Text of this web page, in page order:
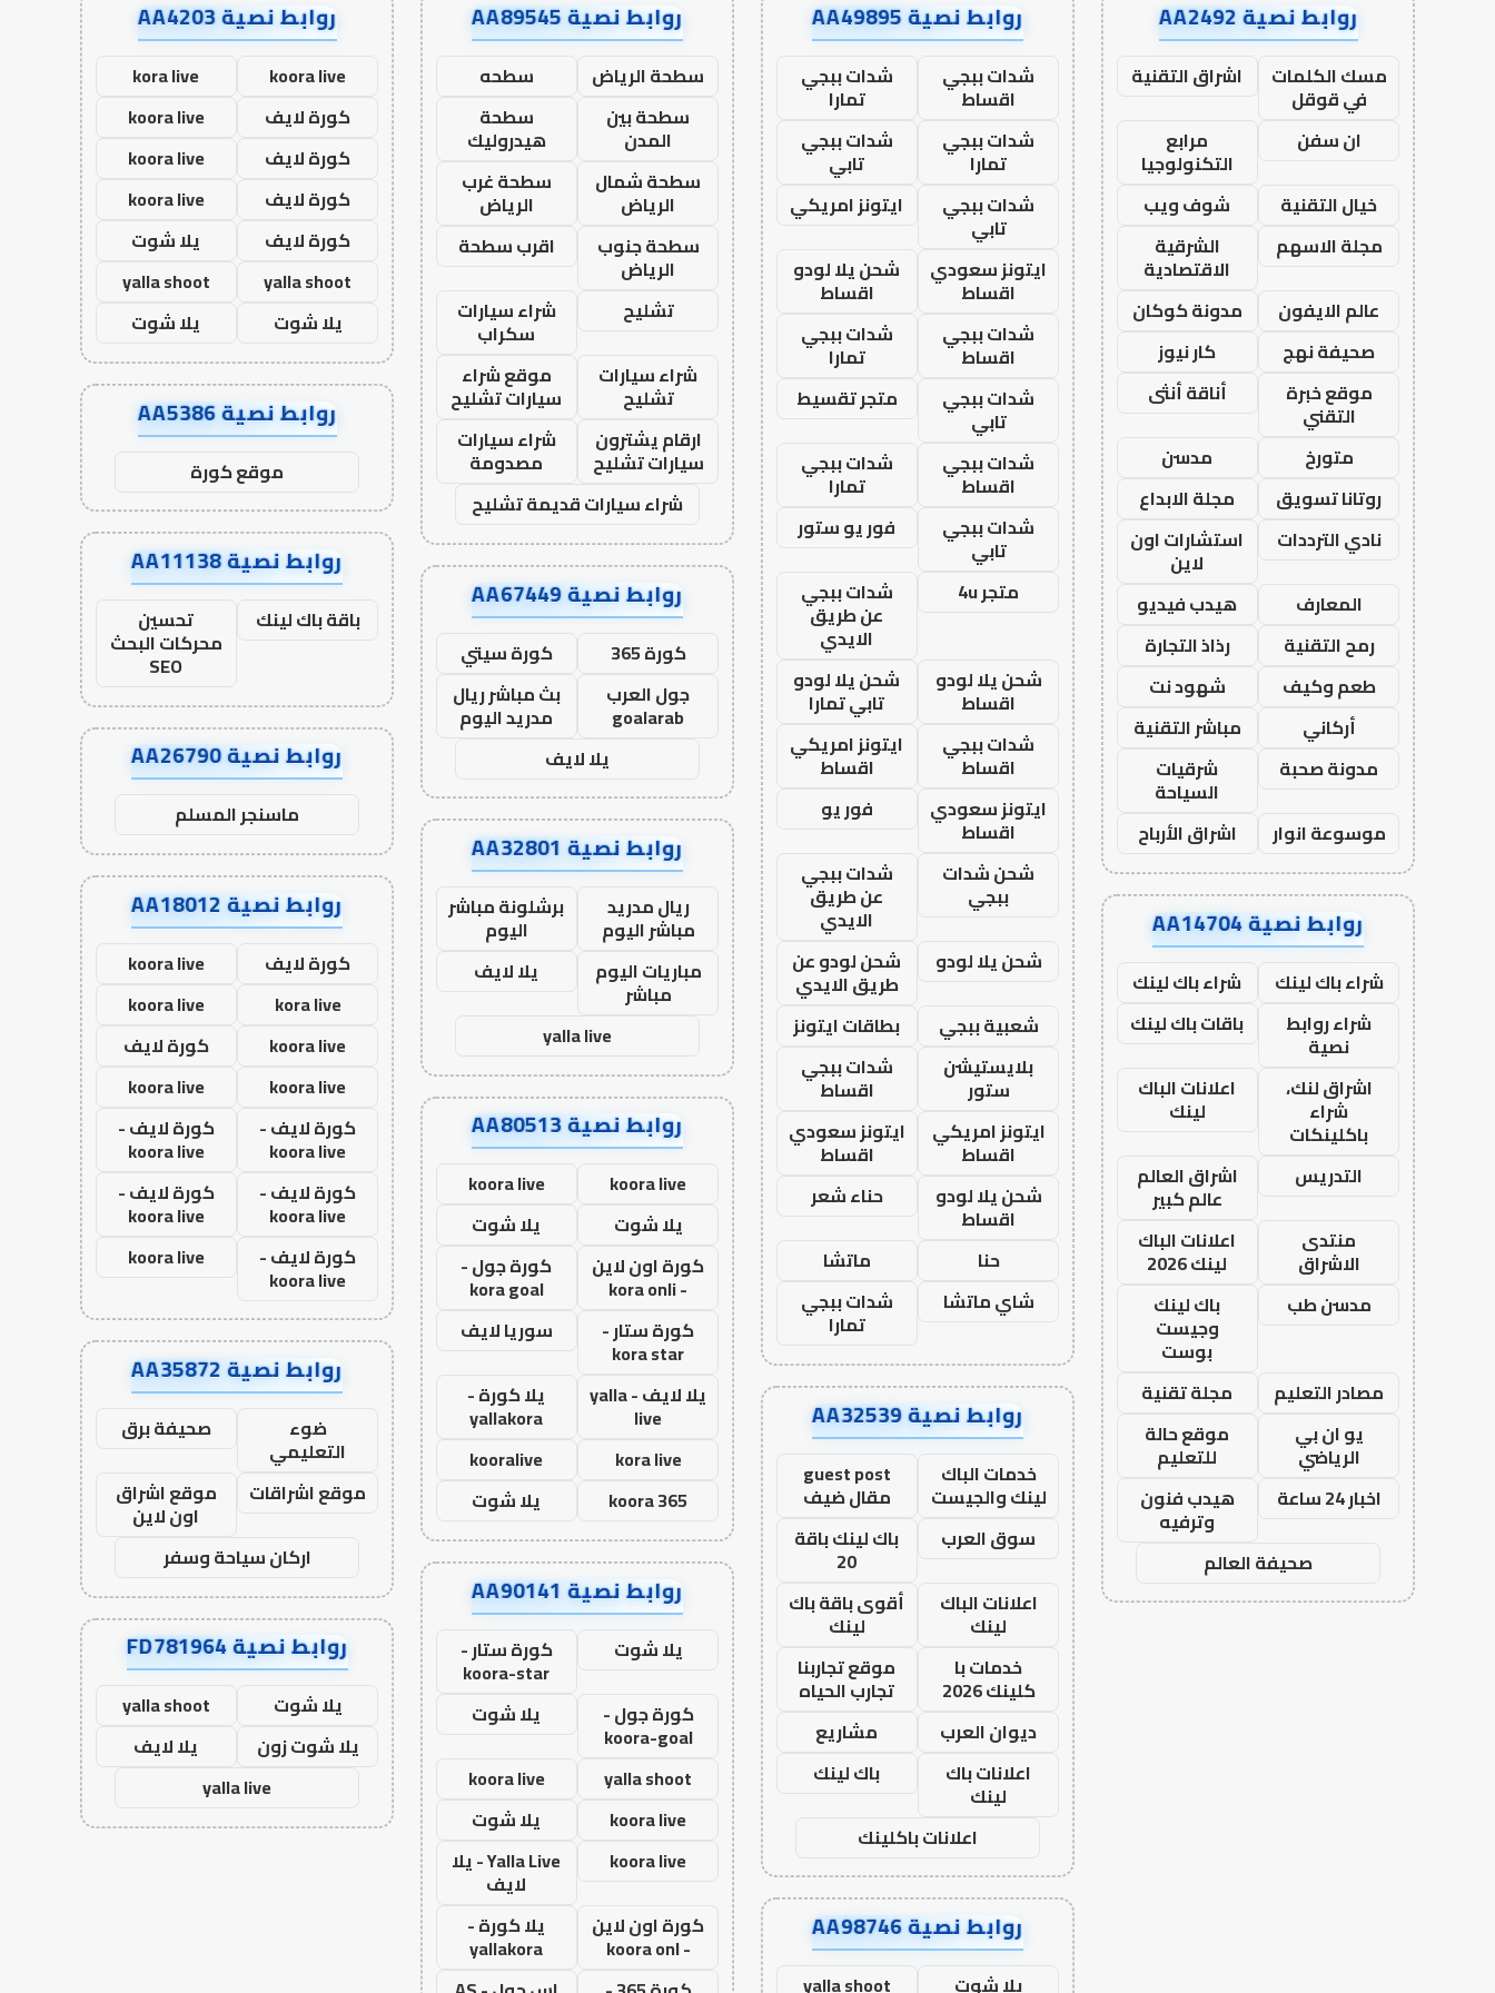
روابط نصية AA2492
مسك الكلمات
في قوقل
اشراق التقنية
ان سفن
مرابع
التكنولوجيا
خيال التقنية
شوف ويب
مجلة الاسهم
الشرقية
الاقتصادية
عالم الايفون
مدونة كوكان
صحيفة نهج
كار نيوز
موقع خبرة
التقني
أناقة أنثى
متورخ
مدسن
روتانا تسويق
مجلة الابداع
نادي الترددات
استشارات اون
لاين
المعارف
هيدب فيديو
رمح التقنية
رذاذ التجارة
طعم وكيف
شهود نت
أركاني
مباشر التقنية
مدونة صحبة
شرقيات
السياحة
موسوعة انوار
اشراق الأرباح
روابط نصية AA14704
شراء باك لينك
شراء باك لينك
شراء روابط
نصية
باقات باك لينك
اشراق لنك،
شراء
باكلينكات
اعلانات الباك
لينك
التدريس
اشراق العالم
عالم كبير
منتدى
الاشراق
اعلانات الباك
لينك 2026
مدسن طب
باك لينك
وجيست
بوست
مصادر التعليم
مجلة تقنية
يو ان بي
الرياضي
موقع حالة
للتعليم
اخبار 24 ساعة
هيدب فنون
وترفيه
صحيفة العالم
روابط نصية AA49895
شدات ببجي
اقساط
شدات ببجي
تمارا
شدات ببجي
تمارا
شدات ببجي
تابي
شدات ببجي
تابي
ايتونز امريكي
ايتونز سعودي
اقساط
شحن يلا لودو
اقساط
شدات ببجي
اقساط
شدات ببجي
تمارا
شدات ببجي
تابي
متجر تقسيط
شدات ببجي
اقساط
شدات ببجي
تمارا
شدات ببجي
تابي
فور يو ستور
متجر 4u
شدات ببجي
عن طريق
الايدي
شحن يلا لودو
اقساط
شحن يلا لودو
تابي تمارا
شدات ببجي
اقساط
ايتونز امريكي
اقساط
ايتونز سعودي
اقساط
فور يو
شحن شدات
ببجي
شدات ببجي
عن طريق
الايدي
شحن يلا لودو
شحن لودو عن
طريق الايدي
شعبية ببجي
بطاقات ايتونز
بلايستيشن
ستور
شدات ببجي
اقساط
ايتونز امريكي
اقساط
ايتونز سعودي
اقساط
شحن يلا لودو
اقساط
حناء شعر
حنا
ماتشا
شاي ماتشا
شدات ببجي
تمارا
روابط نصية AA32539
خدمات الباك
لينك والجيست
guest post
مقال ضيف
سوق العرب
باك لينك باقة
20
اعلانات الباك
لينك
أقوى باقة باك
لينك
خدمات با
كلينك 2026
موقع تجاربنا
تجارب الحياه
ديوان العرب
مشاريع
اعلانات باك
لينك
باك لينك
اعلانات باكلينك
روابط نصية AA98746
يلا شوت yalla shoot
روابط نصية AA89545
سطحة الرياض
سطحه
سطحة بين
المدن
سطحة
هيدروليك
سطحة شمال
الرياض
سطحة غرب
الرياض
سطحة جنوب
الرياض
اقرب سطحة
تشليح
شراء سيارات
سكراب
شراء سيارات
تشليح
موقع شراء
سيارات تشليح
ارقام يشترون
سيارات تشليح
شراء سيارات
مصدومة
شراء سيارات قديمة تشليح
روابط نصية AA67449
كورة 365
كورة سيتي
جول العرب
goalarab
بث مباشر ريال
مدريد اليوم
يلا لايف
روابط نصية AA32801
ريال مدريد
مباشر اليوم
برشلونة مباشر
اليوم
مباريات اليوم
مباشر
يلا لايف
yalla live
روابط نصية AA80513
koora live
koora live
يلا شوت
يلا شوت
كورة اون لاين
- kora onli
كورة جول -
kora goal
كورة ستار -
kora star
سوريا لايف
يلا لايف - yalla
live
يلا كورة -
yallakora
kora live
kooralive
koora 365
يلا شوت
روابط نصية AA90141
يلا شوت كورة ستار -
koora-star
كورة جول -
koora-goal
يلا شوت
yalla shoot
koora live
koora live
يلا شوت
koora live
Yalla Live - يلا
لايف
كورة اون لاين
- koora onl
يلا كورة -
yallakora
روابط نصية AA4203
koora live
kora live
كورة لايف
koora live
كورة لايف
koora live
كورة لايف
koora live
كورة لايف
يلا شوت
yalla shoot
yalla shoot
يلا شوت
يلا شوت
روابط نصية AA5386
موقع كورة
روابط نصية AA11138
باقة باك لينك تحسين
محركات البحث
SEO
روابط نصية AA26790
ماسنجر المسلم
روابط نصية AA18012
كورة لايف
koora live
kora live
koora live
koora live
كورة لايف
koora live
koora live
كورة لايف -
koora live
كورة لايف -
koora live
كورة لايف -
koora live
كورة لايف -
koora live
كورة لايف -
koora live
koora live
روابط نصية AA35872
ضوء
التعليمي
صحيفة برق
موقع اشراقات
موقع اشراق
اون لاين
اركان سياحة وسفر
روابط نصية FD781964
يلا شوت
yalla shoot
يلا شوت زون
يلا لايف
yalla live